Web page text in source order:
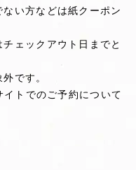
い方などは紙クーポン
ェックアウト日までと
です。
トでのご予約について